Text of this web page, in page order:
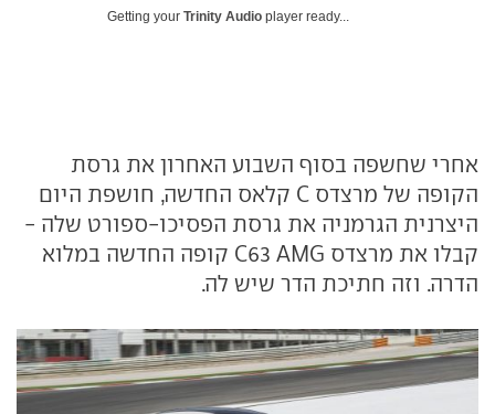
Getting your Trinity Audio player ready...
אחרי שחשפה בסוף השבוע האחרון את גרסת
הקופה של מרצדס C קלאס החדשה, חושפת היום
היצרנית הגרמניה את גרסת הפסיכו-ספורט שלה -
קבלו את מרצדס C63 AMG קופה החדשה במלוא
הדרה. וזה חתיכת הדר שיש לה.